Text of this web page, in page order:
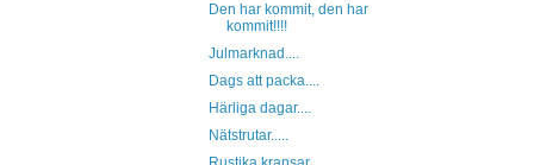
Den har kommit, den har
kommit!!!!
Julmarknad....
Dags att packa....
Härliga dagar....
Nätstrutar.....